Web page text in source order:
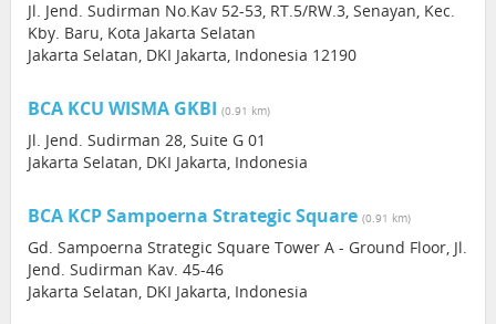
Jl. Jend. Sudirman No.Kav 52-53, RT.5/RW.3, Senayan, Kec.
Kby. Baru, Kota Jakarta Selatan
Jakarta Selatan, DKI Jakarta, Indonesia 12190
BCA KCU WISMA GKBI (0.91 km)
Jl. Jend. Sudirman 28, Suite G 01
Jakarta Selatan, DKI Jakarta, Indonesia
BCA KCP Sampoerna Strategic Square (0.91 km)
Gd. Sampoerna Strategic Square Tower A - Ground Floor, Jl.
Jend. Sudirman Kav. 45-46
Jakarta Selatan, DKI Jakarta, Indonesia